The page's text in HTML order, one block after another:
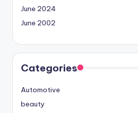
June 2024
June 2002
Categories
Automotive
beauty